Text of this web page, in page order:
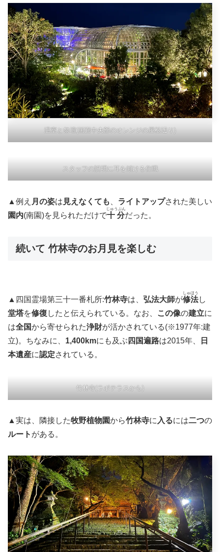
温室と祭壇(画面中央部のオレンジの屋根辺り)
スタッフの説明に耳を傾ける住職
▲例え 月の姿は 見えなくても ライトアップされた美しい
園内(南園)を見られただけで十分
じゅうぶん
だった。
続いて 竹林寺のお月見を楽しむ
▲四国霊場第三十一番札所:竹林寺は、 弘法大師が修法
しゅほう
し
堂塔を修復 したと伝えられている。なお、 この像の建立に
は全国から寄せられた浄財が活かされている(※1977年:建
立)。ちなみに、 1,400kmにも及ぶ 四国遍路は2015年、
日
本遺産に認定されている。
竹林寺(ラボテラスから)
▲実は、隣接した牧野植物園から竹林寺に入るには二つの
ルート がある。